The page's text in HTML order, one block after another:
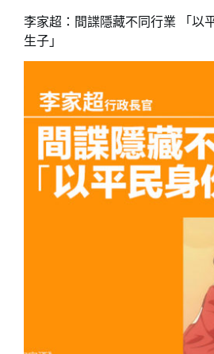
李家超：間諜隱藏不同行業 「以
生子」